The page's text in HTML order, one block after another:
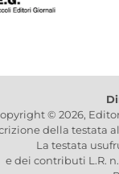
© 2026,
della testata al
La testata
e dei contributi L.R.